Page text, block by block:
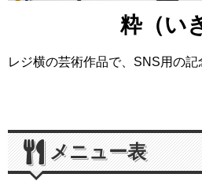
粋（い
レジ横の芸術作品で、SNS用の記
メニュー表